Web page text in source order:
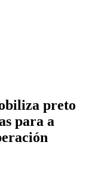
preto
para a